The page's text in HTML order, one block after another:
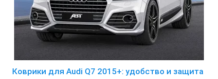
Коврики для Audi Q7 2015+: удобство и защита